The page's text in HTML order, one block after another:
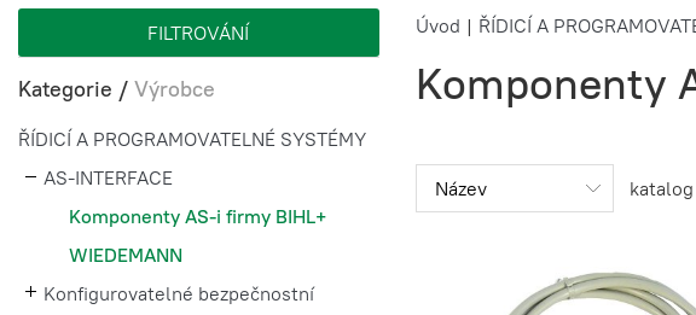
FILTROVÁNÍ
Kategorie / Výrobce
ŘÍDICÍ A PROGRAMOVATELNÉ SYSTÉMY
AS-INTERFACE
Komponenty AS-i firmy BIHL+
WIEDEMANN
Konfigurovatelné bezpečnostní
Úvod | ŘÍDICÍ A
Komponenty
katalog